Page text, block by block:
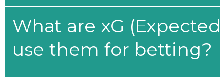
What are xG
use them for betting?